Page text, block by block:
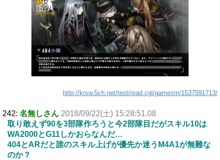
http://krsw.5ch.net/test/read.cgi/gamesm/1537591713/
242: 名無しさん 2018/09/22(土) 15:28:51.08
取り敢えず90を3部隊作ろうと今2部隊目だがスキル10は
WA2000とG11しかおらなんだ…
404とARだと誰のスキル上げが優先か迷うM4A1が無難な
のか？